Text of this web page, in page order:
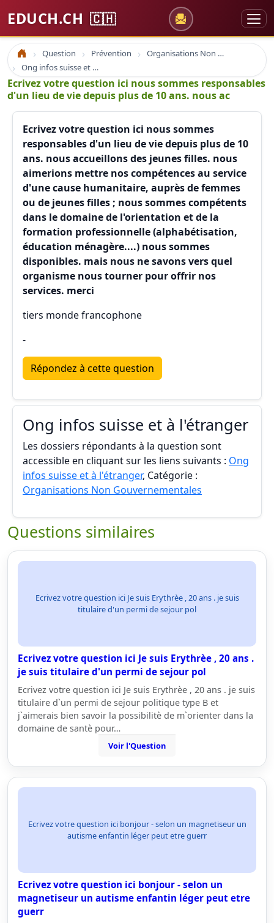
EDUCH.CH 🇨🇭
Accueil Question Prévention
Organisations Non Gouvernementales
Ong infos suisse et à l'étranger
Ecrivez votre question ici nous sommes responsables
d'un lieu de vie depuis plus de 10 ans. nous ac
Ecrivez votre question ici nous sommes
responsables d'un lieu de vie depuis plus de 10
ans. nous accueillons des jeunes filles. nous
aimerions mettre nos compétences au service
d'une cause humanitaire, auprès de femmes
ou de jeunes filles ; nous sommes compétents
dans le domaine de l'orientation et de la
formation professionnelle (alphabétisation,
éducation ménagère....) nous sommes
disponibles. mais nous ne savons vers quel
organisme nous tourner pour offrir nos
services. merci
tiers monde francophone
-
Répondez à cette question
Ong infos suisse et à l'étranger
Les dossiers répondants à la question sont
accessible en cliquant sur les liens suivants : Ong
infos suisse et à l'étranger, Catégorie :
Organisations Non Gouvernementales
Questions similaires
Ecrivez votre question ici Je suis Erythrèe , 20 ans . je suis
titulaire d'un permi de sejour pol
Ecrivez votre question ici Je suis Erythrèe , 20 ans .
je suis titulaire d'un permi de sejour pol
Ecrivez votre question ici Je suis Erythrèe , 20 ans . je suis
titulaire d`un permi de sejour politique type B et
j`aimerais bien savoir la possibilitè de m`orienter dans la
domaine de santè pour…
Voir l'Question
Ecrivez votre question ici bonjour - selon un magnetiseur un
autisme enfantin léger peut etre guerr
Ecrivez votre question ici bonjour - selon un
magnetiseur un autisme enfantin léger peut etre
guerr